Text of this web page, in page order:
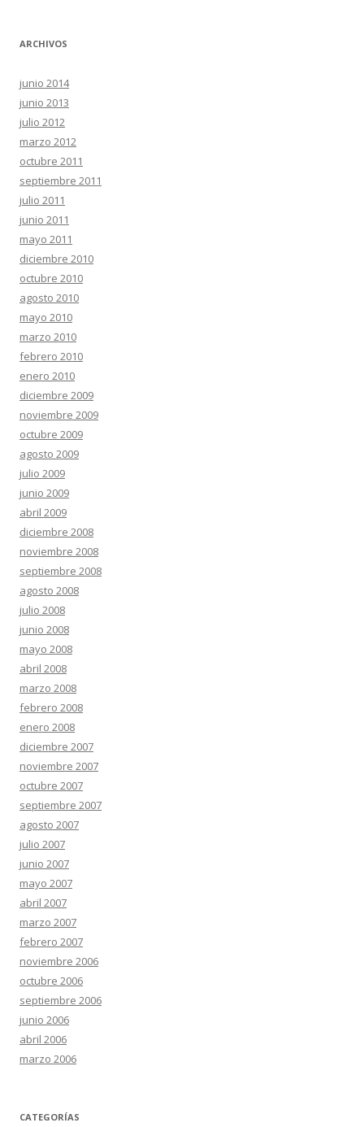
ARCHIVOS
junio 2014
junio 2013
julio 2012
marzo 2012
octubre 2011
septiembre 2011
julio 2011
junio 2011
mayo 2011
diciembre 2010
octubre 2010
agosto 2010
mayo 2010
marzo 2010
febrero 2010
enero 2010
diciembre 2009
noviembre 2009
octubre 2009
agosto 2009
julio 2009
junio 2009
abril 2009
diciembre 2008
noviembre 2008
septiembre 2008
agosto 2008
julio 2008
junio 2008
mayo 2008
abril 2008
marzo 2008
febrero 2008
enero 2008
diciembre 2007
noviembre 2007
octubre 2007
septiembre 2007
agosto 2007
julio 2007
junio 2007
mayo 2007
abril 2007
marzo 2007
febrero 2007
noviembre 2006
octubre 2006
septiembre 2006
junio 2006
abril 2006
marzo 2006
CATEGORÍAS